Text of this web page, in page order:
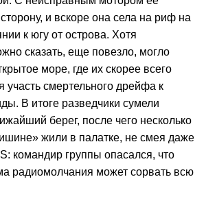
и вскоре она села на риф на
к югу от острова. Хотя
сказать, еще повезло, могло
море, где их скорее всего
участь смертельного дрейфа к
В итоге разведчики сумели
берег, после чего несколько
жили в палатке, не смея даже
командир группы опасался, что
радиомолчания может сорвать всю